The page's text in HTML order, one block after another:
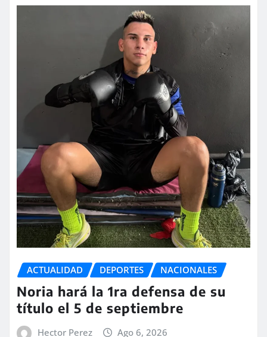
ACTUALIDAD DEPORTES NACIONALES
Noria hará la 1ra defensa de su
título el 5 de septiembre
Hector Perez Ago 6, 2026